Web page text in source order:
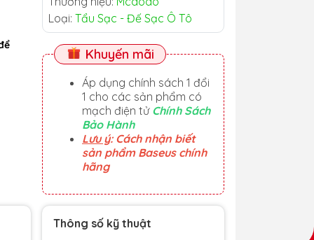
Loại: Tẩu Sạc - Đế Sạc Ô Tô
Khuyến mãi
Áp dụng chính sách 1 đổi
1 cho các sản phẩm có
mạch điện tử Chính Sách
Bảo Hành
Lưu ý: Cách nhận biết
sản phẩm Baseus chính
hãng
Thông số kỹ thuật